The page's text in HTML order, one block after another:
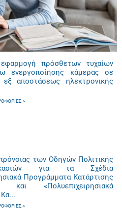
εφαρμογή πρόσθετων τυχαίων
ενεργοποίησης κάμερας σε
εξ αποστάσεως ηλεκτρονικής
των Οδηγών Πολιτικής
για τα Σχέδια
Προγράμματα Κατάρτισης
«Πολυεπιχειρησιακά